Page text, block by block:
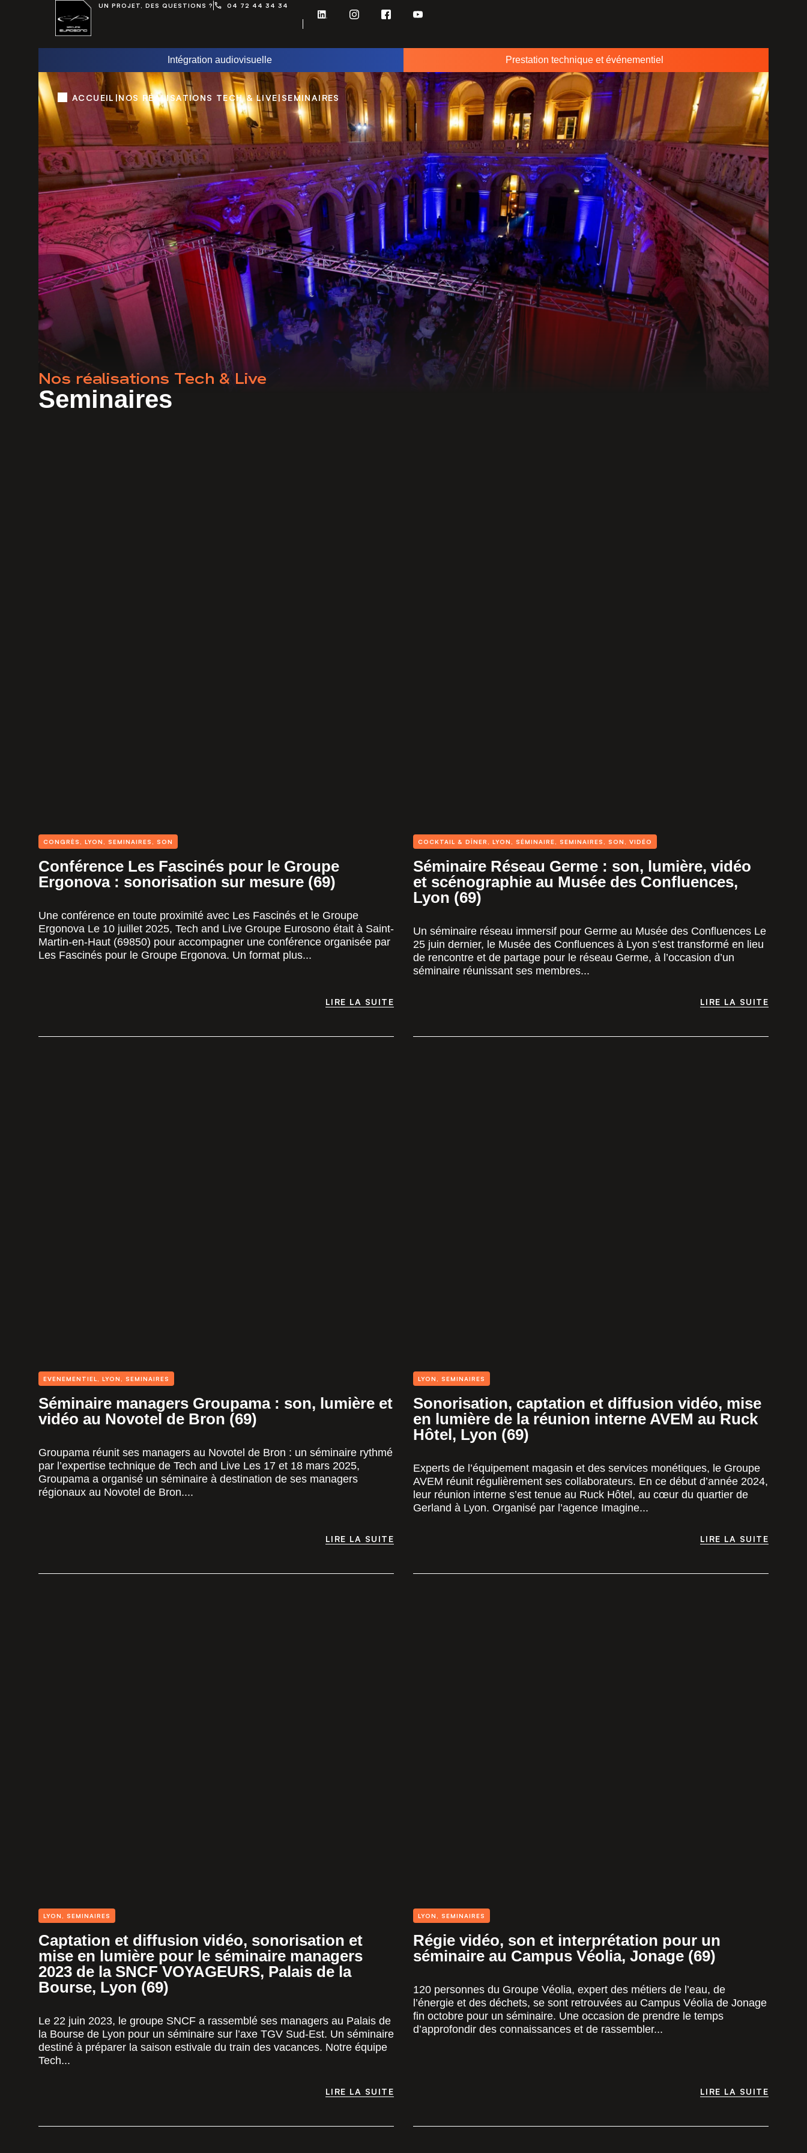
UN PROJET, DES QUESTIONS ? 04 72 44 34 34
Intégration audiovisuelle Prestation technique et événementiel
ACCUEIL |NOS RÉALISATIONS TECH & LIVE| SEMINAIRES
Nos réalisations Tech & Live
Seminaires
CONGRÈS LYON SEMINAIRES SON
Conférence Les Fascinés pour le Groupe
Ergonova : sonorisation sur mesure (69)
Une conférence en toute proximité avec Les Fascinés et le Groupe
Ergonova Le 10 juillet 2025, Tech and Live Groupe Eurosono était à Saint-
Martin-en-Haut (69850) pour accompagner une conférence organisée par
Les Fascinés pour le Groupe Ergonova. Un format plus...
LIRE LA SUITE
COCKTAIL & DÎNER LYON SÉMINAIRE SEMINAIRES SON VIDÉO
Séminaire Réseau Germe : son, lumière, vidéo
et scénographie au Musée des Confluences,
Lyon (69)
Un séminaire réseau immersif pour Germe au Musée des Confluences Le
25 juin dernier, le Musée des Confluences à Lyon s’est transformé en lieu
de rencontre et de partage pour le réseau Germe, à l’occasion d’un
séminaire réunissant ses membres...
LIRE LA SUITE
EVENEMENTIEL LYON SEMINAIRES
Séminaire managers Groupama : son, lumière et
vidéo au Novotel de Bron (69)
Groupama réunit ses managers au Novotel de Bron : un séminaire rythmé
par l’expertise technique de Tech and Live Les 17 et 18 mars 2025,
Groupama a organisé un séminaire à destination de ses managers
régionaux au Novotel de Bron....
LIRE LA SUITE
LYON SEMINAIRES
Sonorisation, captation et diffusion vidéo, mise
en lumière de la réunion interne AVEM au Ruck
Hôtel, Lyon (69)
Experts de l’équipement magasin et des services monétiques, le Groupe
AVEM réunit régulièrement ses collaborateurs. En ce début d’année 2024,
leur réunion interne s’est tenue au Ruck Hôtel, au cœur du quartier de
Gerland à Lyon. Organisé par l’agence Imagine...
LIRE LA SUITE
LYON SEMINAIRES
Captation et diffusion vidéo, sonorisation et
mise en lumière pour le séminaire managers
2023 de la SNCF VOYAGEURS, Palais de la
Bourse, Lyon (69)
Le 22 juin 2023, le groupe SNCF a rassemblé ses managers au Palais de
la Bourse de Lyon pour un séminaire sur l’axe TGV Sud-Est. Un séminaire
destiné à préparer la saison estivale du train des vacances. Notre équipe
Tech...
LIRE LA SUITE
LYON SEMINAIRES
Régie vidéo, son et interprétation pour un
séminaire au Campus Véolia, Jonage (69)
120 personnes du Groupe Véolia, expert des métiers de l’eau, de
l’énergie et des déchets, se sont retrouvées au Campus Véolia de Jonage
fin octobre pour un séminaire. Une occasion de prendre le temps
d’approfondir des connaissances et de rassembler...
LIRE LA SUITE